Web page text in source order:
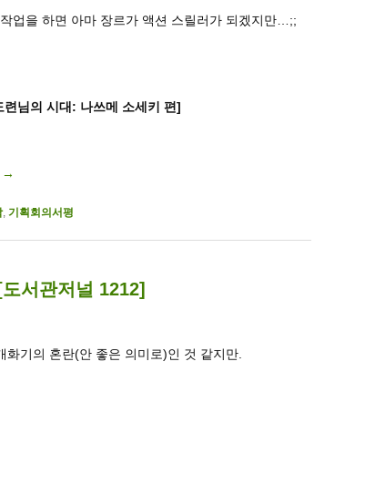
업을 하면 아마 장르가 액션 스릴러가 되겠지만…;;
님의 시대: 나쓰메 소세키 편]
→
, 기획회의서평
서관저널 1212]
기의 혼란(안 좋은 의미로)인 것 같지만.